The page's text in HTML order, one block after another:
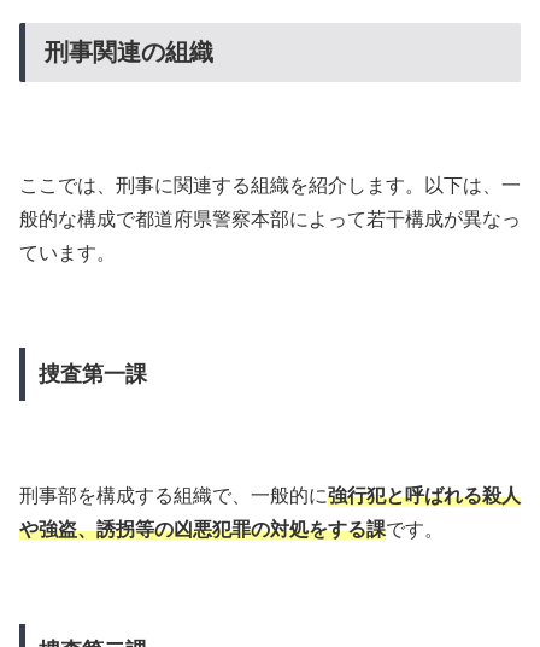
刑事関連の組織
ここでは、刑事に関連する組織を紹介します。以下は、一
般的な構成で都道府県警察本部によって若干構成が異なっ
ています。
捜査第一課
刑事部を構成する組織で、一般的に強行犯と呼ばれる殺人
や強盗、誘拐等の凶悪犯罪の対処をする課です。